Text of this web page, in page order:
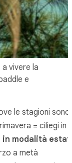
a vivere la
e
le stagioni sono
= ciliegi in
in modalità
a metà